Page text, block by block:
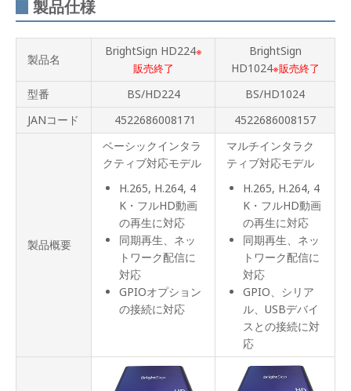
製品仕様
製品名
BrightSign HD224※
販売終了
BrightSign
HD1024※販売終了
型番 BS/HD224
BS/HD1024
JANコード
4522686008171 4522686008157
製品概要
ベーシックインタラ
クティブ対応モデル
H.265, H.264, 4
K・フルHD動画
の再生に対応
同期再生、ネッ
トワーク配信に
対応
GPIOオプション
の接続に対応
マルチインタラク
ティブ対応モデル
H.265, H.264, 4
K・フルHD動画
の再生に対応
同期再生、ネッ
トワーク配信に
対応
GPIO、シリア
ル、USBデバイ
スとの接続に対
応